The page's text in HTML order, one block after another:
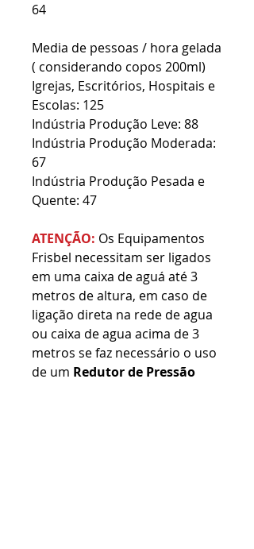
64
Media de pessoas / hora gelada
( considerando copos 200ml)
Igrejas, Escritórios, Hospitais e
Escolas: 125
Indústria Produção Leve: 88
Indústria Produção Moderada:
67
Indústria Produção Pesada e
Quente: 47
ATENÇÃO: Os Equipamentos
Frisbel necessitam ser ligados
em uma caixa de aguá até 3
metros de altura, em caso de
ligação direta na rede de agua
ou caixa de agua acima de 3
metros se faz necessário o uso
de um Redutor de Pressão